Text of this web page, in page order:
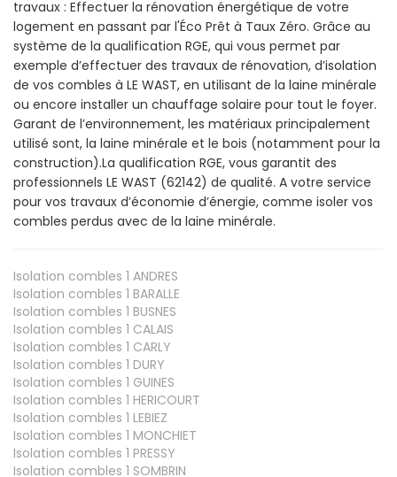
travaux : Effectuer la rénovation énergétique de votre
logement en passant par l'Éco Prêt à Taux Zéro. Grâce au
système de la qualification RGE, qui vous permet par
exemple d’effectuer des travaux de rénovation, d’isolation
de vos combles à LE WAST, en utilisant de la laine minérale
ou encore installer un chauffage solaire pour tout le foyer.
Garant de l’environnement, les matériaux principalement
utilisé sont, la laine minérale et le bois (notamment pour la
construction).La qualification RGE, vous garantit des
professionnels LE WAST (62142) de qualité. A votre service
pour vos travaux d’économie d’énergie, comme isoler vos
combles perdus avec de la laine minérale.
Isolation combles 1 ANDRES
Isolation combles 1 BARALLE
Isolation combles 1 BUSNES
Isolation combles 1 CALAIS
Isolation combles 1 CARLY
Isolation combles 1 DURY
Isolation combles 1 GUINES
Isolation combles 1 HERICOURT
Isolation combles 1 LEBIEZ
Isolation combles 1 MONCHIET
Isolation combles 1 PRESSY
Isolation combles 1 SOMBRIN